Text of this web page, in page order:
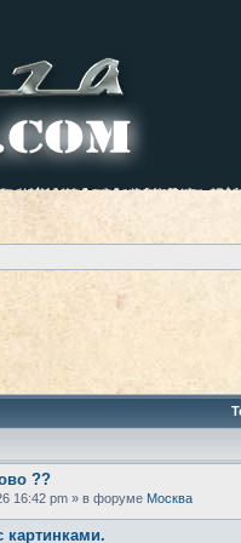
поиск
??
16:42 pm » в форуме Москва
картинками.